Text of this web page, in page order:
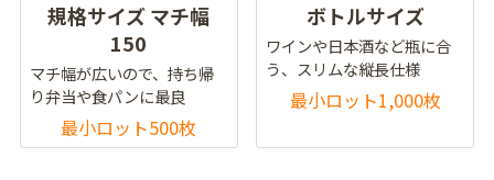
規格サイズ マチ幅
150
マチ幅が広いので、持ち帰
り弁当や食パンに最良
最小ロット500枚
ボトルサイズ
ワインや日本酒など瓶に合
う、スリムな縦長仕様
最小ロット1,000枚